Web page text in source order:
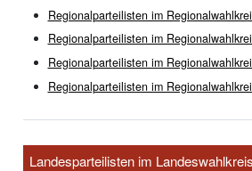
Regionalparteilisten im
Regionalparteilisten im
Regionalparteilisten im
Regionalparteilisten im
Landesparteilisten im